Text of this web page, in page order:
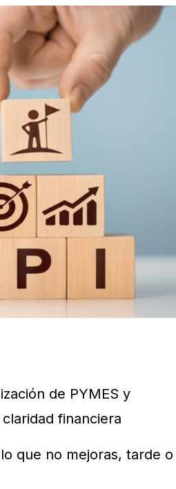
de PYMES y
financiera
que no mejoras, tarde o